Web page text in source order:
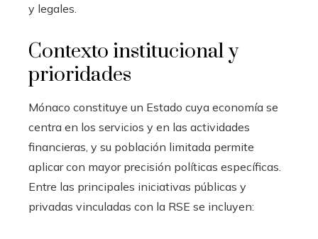
y legales.
Contexto institucional y
prioridades
Mónaco constituye un Estado cuya economía se
centra en los servicios y en las actividades
financieras, y su población limitada permite
aplicar con mayor precisión políticas específicas.
Entre las principales iniciativas públicas y
privadas vinculadas con la RSE se incluyen: